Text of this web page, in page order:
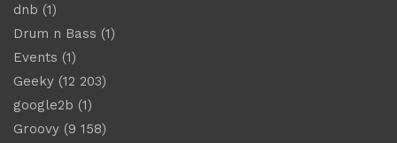
dnb (1)
Drum n Bass (1)
Events (1)
Geeky (12 203)
google2b (1)
Groovy (9 158)